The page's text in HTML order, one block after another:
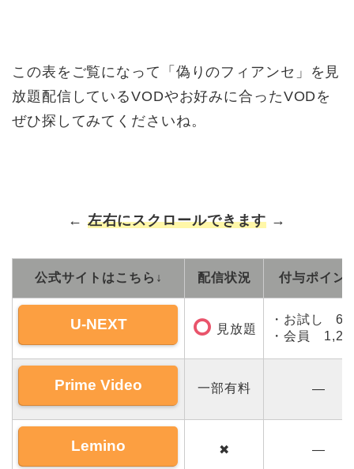
この表をご覧になって「偽りのフィアンセ」を見
放題配信しているVODやお好みに合ったVODを
ぜひ探してみてくださいね。
← 左右にスクロールできます →
公式サイトはこちら↓ 配信状況 付与ポイン
U-NEXT 見放題
・お試し
・会員
Prime Video 一部有料 ―
Lemino ✖ ―